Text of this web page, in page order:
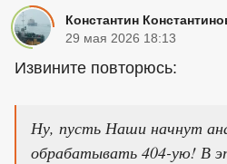
Константин
29 мая 2026 18:13
Извините повторюсь:
Ну, пусть Наши начнут
обрабатывать 404-ую! В